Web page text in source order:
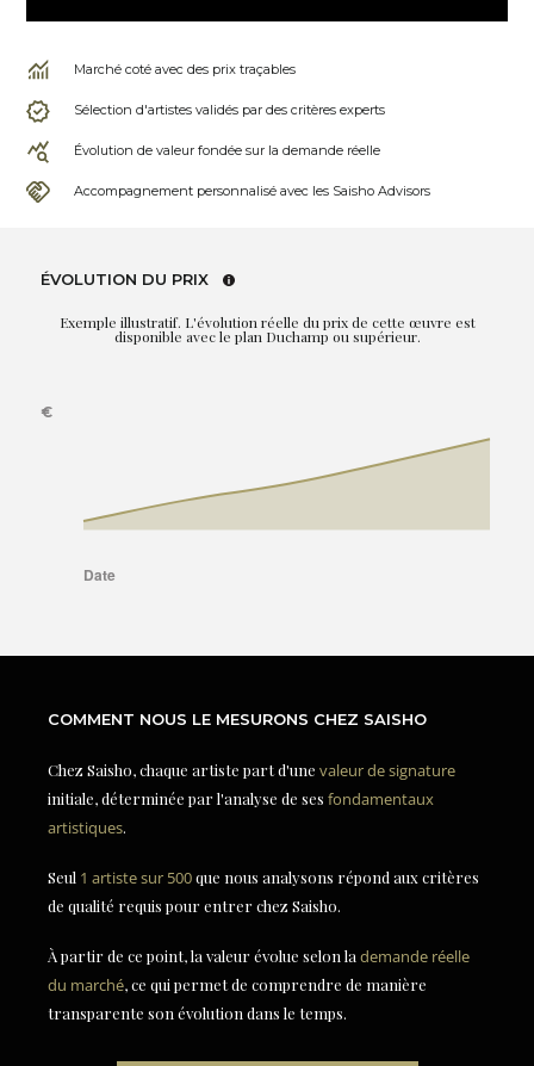
Marché coté avec des prix traçables
Sélection d'artistes validés par des critères experts
Évolution de valeur fondée sur la demande réelle
Accompagnement personnalisé avec les Saisho Advisors
ÉVOLUTION DU PRIX
Exemple illustratif. L'évolution réelle du prix de cette œuvre est
disponible avec le plan Duchamp ou supérieur.
COMMENT NOUS LE MESURONS CHEZ SAISHO
Chez Saisho, chaque artiste part d'une valeur de signature
initiale, déterminée par l'analyse de ses fondamentaux
artistiques.
Seul 1 artiste sur 500que nous analysons répond aux critères
de qualité requis pour entrer chez Saisho.
À partir de ce point, la valeur évolue selon la demande réelle
du marché, ce qui permet de comprendre de manière
transparente son évolution dans le temps.